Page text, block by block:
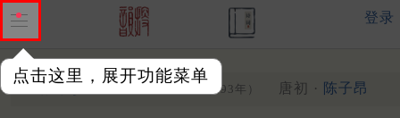
点击这里，展开功能菜单
登录
酬李参军崇嗣旅馆见赠 （693年） 唐初 · 陈子昂